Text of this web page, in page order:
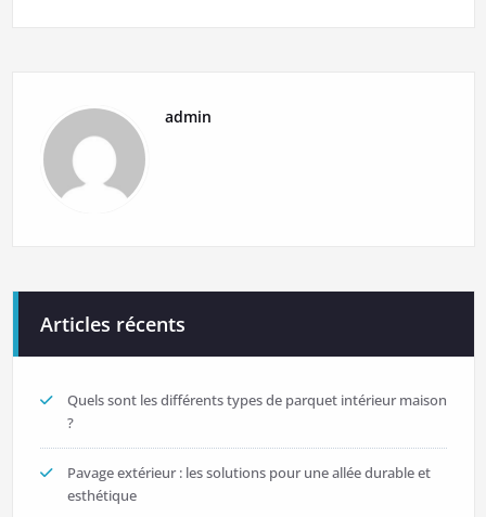
admin
Articles récents
Quels sont les différents types de parquet intérieur maison
?
Pavage extérieur : les solutions pour une allée durable et
esthétique